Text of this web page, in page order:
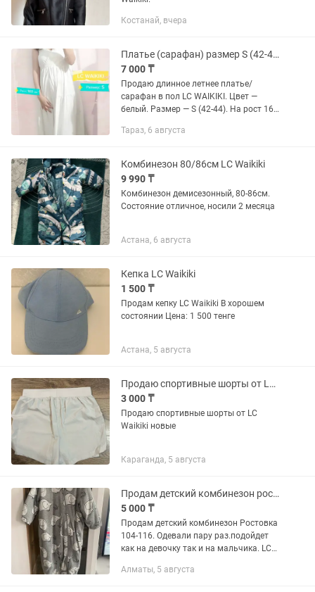
Костанай, вчера
Платье (сарафан) размер S (42-44)
7 000 ₸
Продаю длинное летнее платье/
сарафан в пол LC WAIKIKI. Цвет —
белый. Размер — S (42-44). На рост 160
несколько раз, состояние отличное.
Тараз, 6 августа
Комбинезон 80/86см LC Waikiki
9 990 ₸
Комбинезон демисезонный, 80-86см.
Состояние отличное, носили 2 месяца
Астана, 6 августа
Кепка LC Waikiki
1 500 ₸
Продам кепку LC Waikiki В хорошем
состоянии Цена: 1 500 тенге
Астана, 5 августа
Продаю спортивные шорты от LC Waikiki
3 000 ₸
Продаю спортивные шорты от LC
Waikiki новые
Караганда, 5 августа
Продам детский комбинезон ростовка 104-116
5 000 ₸
Продам детский комбинезон Ростовка
104-116. Одевали пару раз.подойдет
как на девочку так и на мальчика. LC
Алматы, 5 августа